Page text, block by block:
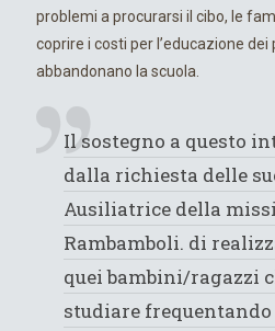
problemi a procurarsi il cibo, le
coprire i costi per l’educazione dei
abbandonano la scuola.
Il sostegno a questo
dalla richiesta delle
Ausiliatrice della
Rambamboli. di
quei bambini/ragazzi
studiare frequentando